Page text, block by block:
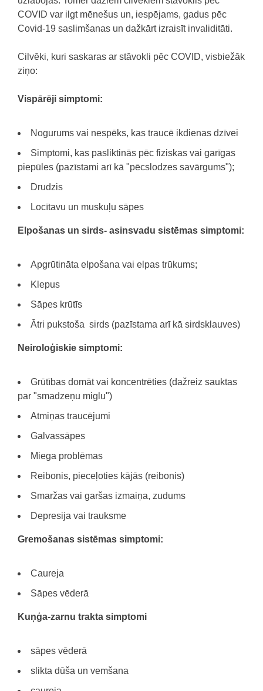
COVID var ilgt mēnešus un, iespējams, gadus pēc
Covid-19 saslimšanas un dažkārt izraisīt invaliditāti.
Cilvēki, kuri saskaras ar stāvokli pēc COVID, visbiežāk
ziņo:
Vispārēji simptomi:
Nogurums vai nespēks, kas traucē ikdienas dzīvei
Simptomi, kas pasliktinās pēc fiziskas vai garīgas
piepūles (pazīstami arī kā "pēcslodzes savārgums");
Drudzis
Locītavu un muskuļu sāpes
Elpošanas un sirds- asinsvadu sistēmas simptomi:
Apgrūtināta elpošana vai elpas trūkums;
Klepus
Sāpes krūtīs
Ātri pukstoša sirds (pazīstama arī kā sirdsklauves)
Neiroloģiskie simptomi:
Grūtības domāt vai koncentrēties (dažreiz sauktas
par "smadzeņu miglu")
Atmiņas traucējumi
Galvassāpes
Miega problēmas
Reibonis, pieceļoties kājās (reibonis)
Smaržas vai garšas izmaiņa, zudums
Depresija vai trauksme
Gremošanas sistēmas simptomi:
Caureja
Sāpes vēderā
Kuņģa-zarnu trakta simptomi
sāpes vēderā
slikta dūša un vemšana